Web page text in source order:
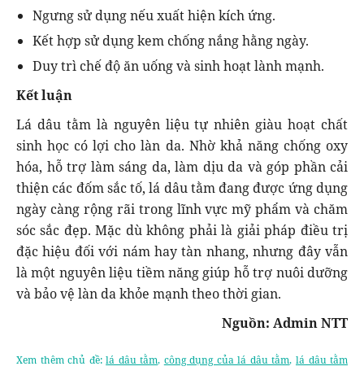
Ngưng sử dụng nếu xuất hiện kích ứng.
Kết hợp sử dụng kem chống nắng hằng ngày.
Duy trì chế độ ăn uống và sinh hoạt lành mạnh.
Kết luận
Lá dâu tằm là nguyên liệu tự nhiên giàu hoạt chất
sinh học có lợi cho làn da. Nhờ khả năng chống oxy
hóa, hỗ trợ làm sáng da, làm dịu da và góp phần cải
thiện các đốm sắc tố, lá dâu tằm đang được ứng dụng
ngày càng rộng rãi trong lĩnh vực mỹ phẩm và chăm
sóc sắc đẹp. Mặc dù không phải là giải pháp điều trị
đặc hiệu đối với nám hay tàn nhang, nhưng đây vẫn
là một nguyên liệu tiềm năng giúp hỗ trợ nuôi dưỡng
và bảo vệ làn da khỏe mạnh theo thời gian.
Nguồn: Admin NTT
Xem thêm chủ đề:lá dâu tằm, công dụng của lá dâu tằm, lá dâu tằm